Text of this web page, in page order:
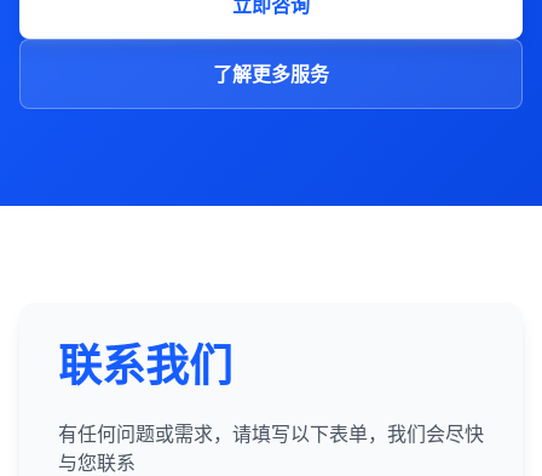
立即咨询
了解更多服务
联系我们
有任何问题或需求，请填写以下表单，我们会尽快
与您联系